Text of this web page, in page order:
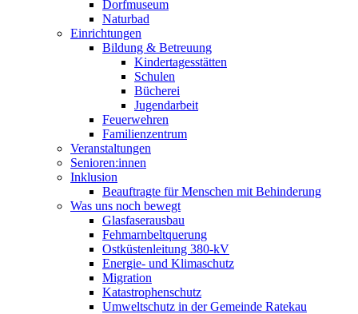
Dorfmuseum
Naturbad
Einrichtungen
Bildung & Betreuung
Kindertagesstätten
Schulen
Bücherei
Jugendarbeit
Feuerwehren
Familienzentrum
Veranstaltungen
Senioren:innen
Inklusion
Beauftragte für Menschen mit Behinderung
Was uns noch bewegt
Glasfaserausbau
Fehmarnbeltquerung
Ostküstenleitung 380-kV
Energie- und Klimaschutz
Migration
Katastrophenschutz
Umweltschutz in der Gemeinde Ratekau